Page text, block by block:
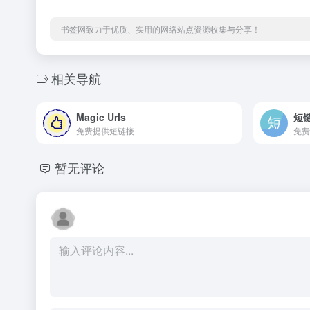
书签网致力于优质、实用的网络站点资源收集与分享！
相关导航
Magic Urls
免费提供短链接
短
免
暂无评论